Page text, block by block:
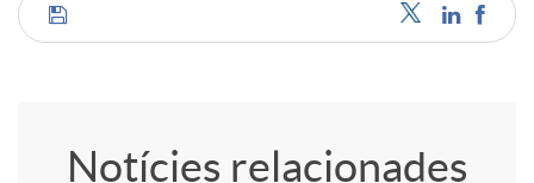
C
Notícies relacionades